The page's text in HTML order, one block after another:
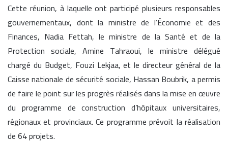
Cette réunion, à laquelle ont participé plusieurs responsables
gouvernementaux, dont la ministre de l’Économie et des
Finances, Nadia Fettah, le ministre de la Santé et de la
Protection sociale, Amine Tahraoui, le ministre délégué
chargé du Budget, Fouzi Lekjaa, et le directeur général de la
Caisse nationale de sécurité sociale, Hassan Boubrik, a permis
de faire le point sur les progrès réalisés dans la mise en œuvre
du programme de construction d’hôpitaux universitaires,
régionaux et provinciaux. Ce programme prévoit la réalisation
de 64 projets.